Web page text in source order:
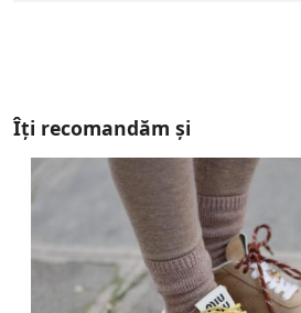
Îți recomandăm și